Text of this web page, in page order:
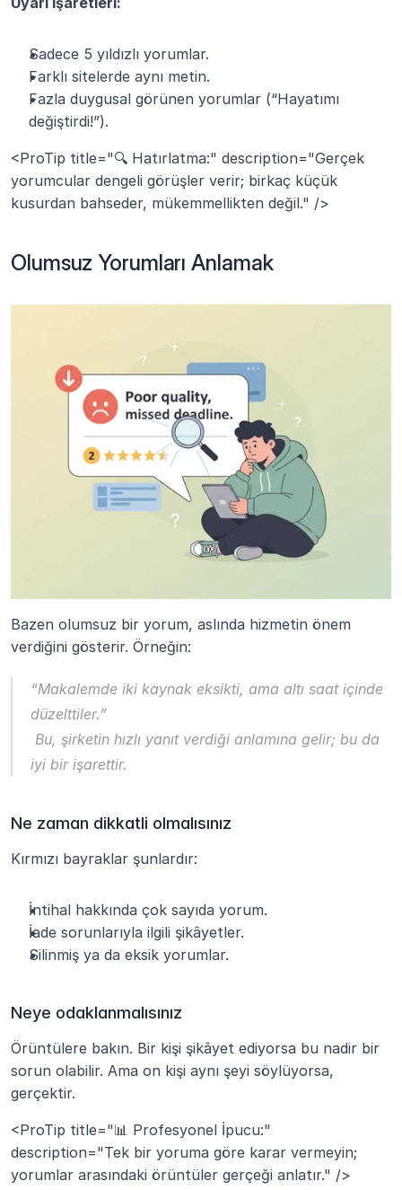
Sadece 5 yıldızlı yorumlar.
Farklı sitelerde aynı metin.
Fazla duygusal görünen yorumlar (“Hayatımı
değiştirdi!”).
<ProTip title="🔍 Hatırlatma:" description="Gerçek
yorumcular dengeli görüşler verir; birkaç küçük
kusurdan bahseder, mükemmellikten değil." />
Olumsuz Yorumları Anlamak
Bazen olumsuz bir yorum, aslında hizmetin önem
verdiğini gösterir. Örneğin:
“Makalemde iki kaynak eksikti, ama altı saat içinde
düzelttiler.”
iyi bir işarettir.
Ne zaman dikkatli olmalısınız
Kırmızı bayraklar şunlardır:
İntihal hakkında çok sayıda yorum.
İade sorunlarıyla ilgili şikâyetler.
Silinmiş ya da eksik yorumlar.
Neye odaklanmalısınız
Örüntülere bakın. Bir kişi şikâyet ediyorsa bu nadir bir
sorun olabilir. Ama on kişi aynı şeyi söylüyorsa,
gerçektir.
<ProTip title="📊 Profesyonel İpucu:"
description="Tek bir yoruma göre karar vermeyin;
yorumlar arasındaki örüntüler gerçeği anlatır." />